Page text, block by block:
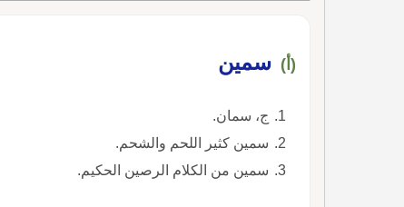
(أ) سمين
ج، سمان.
سمين كثير اللحم والشحم.
سمين من الكلام الرصين الحكيم.